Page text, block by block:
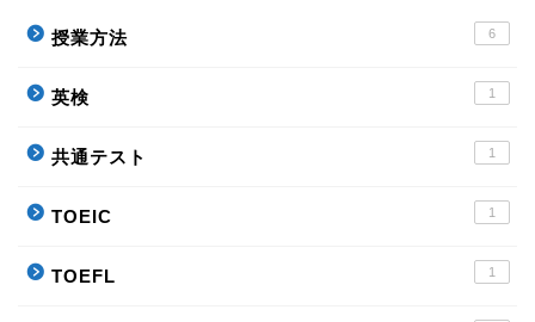
授業方法 6
英検 1
共通テスト 1
TOEIC 1
TOEFL 1